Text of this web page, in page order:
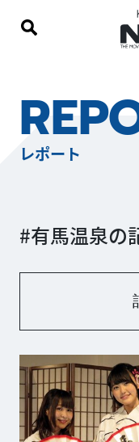
レポート
#有馬温泉の